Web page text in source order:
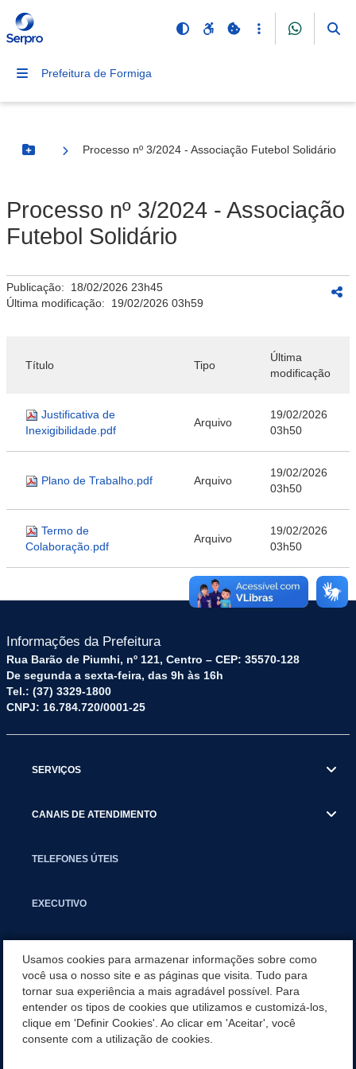
Prefeitura de Formiga
Botão Menu
Processo nº 3/2024 - Associação Futebol Solidário
Processo nº 3/2024 - Associação
Futebol Solidário
Publicação: 18/02/2026 23h45
Última modificação: 19/02/2026 03h59
Título Tipo
Última
modificação
Justificativa de
Inexigibilidade.pdf
Arquivo
19/02/2026
03h50
Plano de Trabalho.pdf Arquivo
19/02/2026
03h50
Termo de
Colaboração.pdf
Arquivo
19/02/2026
03h50
Informações da Prefeitura
Rua Barão de Piumhi, nº 121, Centro – CEP: 35570-128
De segunda a sexta-feira, das 9h às 16h
Tel.: (37) 3329-1800
CNPJ: 16.784.720/0001-25
SERVIÇOS
CANAIS DE ATENDIMENTO
TELEFONES ÚTEIS
EXECUTIVO
APLICATIVO
PARCERIAS E EMENDAS IMPOSITIVAS MUNICIPAIS
Usamos cookies para armazenar informações sobre como
você usa o nosso site e as páginas que visita. Tudo para
tornar sua experiência a mais agradável possível. Para
entender os tipos de cookies que utilizamos e customizá-los,
clique em 'Definir Cookies'. Ao clicar em 'Aceitar', você
consente com a utilização de cookies.